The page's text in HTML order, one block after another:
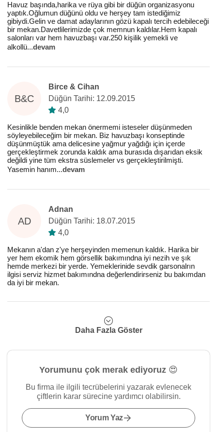
Havuz başında,harika ve rüya gibi bir düğün organizasyonu
yaptık.Oğlumun düğünü oldu ve herşey tam istediğimiz
gibiydi.Gelin ve damat adaylarının gözü kapalı tercih edebileceği
bir mekan.Davetlilerimizde çok memnun kaldılar.Hem kapalı
salonları var hem havuzbaşı var.250 kişilik yemekli ve
alkollü...devam
B&C
Birce & Cihan
Düğün Tarihi: 12.09.2015
4,0
Kesinlikle benden mekan önermemi isteseler düşünmeden
söyleyebileceğim bir mekan. Biz havuzbaşı konseptinde
düşünmüştük ama delicesine yağmur yağdığı için içerde
gerçekleştirmek zorunda kaldık ama burasıda dışarıdan eksik
değildi yine tüm ekstra süslemeler vs gerçekleştirilmişti.
Yasemin hanım...devam
AD
Adnan
Düğün Tarihi: 18.07.2015
4,0
Mekanın a'dan z'ye herşeyinden memenun kaldık. Harika bir
yer hem ekomik hem görsellik bakımındna iyi nezih ve şık
hemde merkezi bir yerde. Yemeklerinide sevdik garsonalrın
ilgisi serviz hizmet bakımındna değerlendirirseniz bu bakımdan
da iyi bir mekan.
Daha Fazla Göster
Yorumunu çok merak ediyoruz 😍
Bu firma ile ilgili tecrübelerini yazarak evlenecek
çiftlerin karar sürecine yardımcı olabilirsin.
Yorum Yaz